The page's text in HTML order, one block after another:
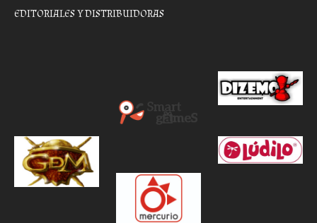
EDITORIALES Y DISTRIBUIDORAS